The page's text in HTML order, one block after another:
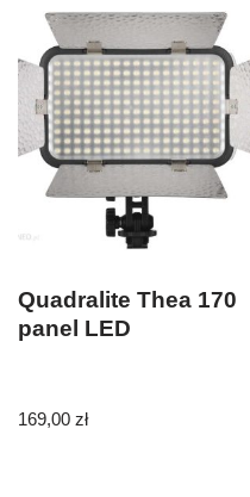
Quadralite Thea 170
panel LED
169,00 zł